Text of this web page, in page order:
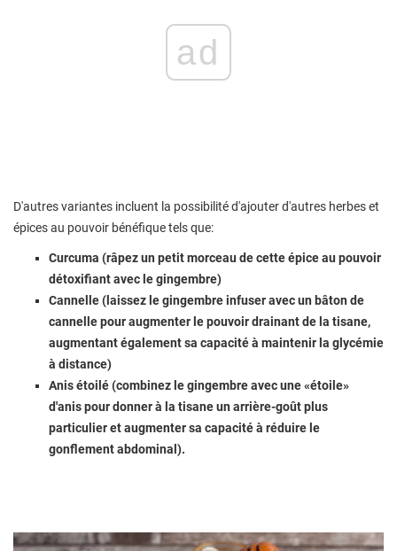
ad
D'autres variantes incluent la possibilité d'ajouter d'autres herbes et
épices au pouvoir bénéfique tels que:
Curcuma (râpez un petit morceau de cette épice au pouvoir
détoxifiant avec le gingembre)
Cannelle (laissez le gingembre infuser avec un bâton de
cannelle pour augmenter le pouvoir drainant de la tisane,
augmentant également sa capacité à maintenir la glycémie
à distance)
Anis étoilé (combinez le gingembre avec une «étoile»
d'anis pour donner à la tisane un arrière-goût plus
particulier et augmenter sa capacité à réduire le
gonflement abdominal).